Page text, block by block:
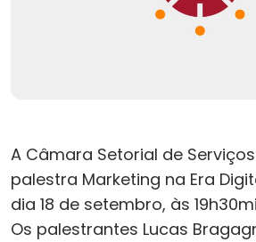
A Câmara Setorial de
palestra Marketing na Era
dia 18 de setembro, às
Os palestrantes Lucas